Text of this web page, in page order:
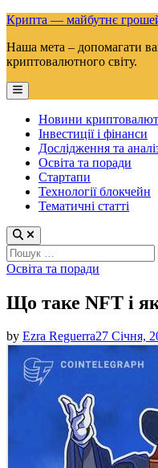
Skip
content
Крипта — майбутнє
Наша мета – допомагати
криптовалютного світу.
Main
Menu
Новини криптовалют
Інвестиції і фінанси
Дослідження та
Освіта та поради
Стартапи
Технології блокчейн
Тематичні статті
Пошук:
Posted
Освіта та поради
Що таке NFT і
by Ezra Reguerra27 Січня,